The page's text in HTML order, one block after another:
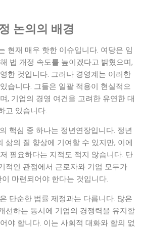
논의의 배경
현재 매우 핫한 이슈입니다. 여당은 임
법 개정 속도를 높이겠다고 밝혔으며,
한 것입니다. 그러나 경영계는 이러한
습니다. 그들은 일괄 적용이 현실적으
, 기업의 경영 여건을 고려한 유연한 대
고 있습니다.
핵심 중 하나는 정년연장입니다. 정년
삶의 질 향상에 기여할 수 있지만, 이에
필요하다는 지적도 적지 않습니다. 단
적인 관점에서 근로자와 기업 모두가
마련되어야 한다는 것입니다.
단순한 법률 제정과는 다릅니다. 많은
선하는 동시에 기업의 경쟁력을 유지할
야 합니다. 이는 사회적 대화와 합의 없